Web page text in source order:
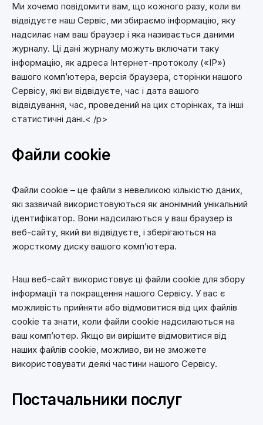
Ми хочемо повідомити вам, що кожного разу, коли ви
відвідуєте наш Сервіс, ми збираємо інформацію, яку
надсилає нам ваш браузер і яка називається даними
журналу. Ці дані журналу можуть включати таку
інформацію, як адреса Інтернет-протоколу («IP»)
вашого комп’ютера, версія браузера, сторінки нашого
Сервісу, які ви відвідуєте, час і дата вашого
відвідування, час, проведений на цих сторінках, та інші
статистичні дані.< /p>
Файли cookie
Файли cookie – це файли з невеликою кількістю даних,
які зазвичай використовуються як анонімний унікальний
ідентифікатор. Вони надсилаються у ваш браузер із
веб-сайту, який ви відвідуєте, і зберігаються на
жорсткому диску вашого комп’ютера.
Наш веб-сайт використовує ці файли cookie для збору
інформації та покращення нашого Сервісу. У вас є
можливість прийняти або відмовитися від цих файлів
cookie та знати, коли файли cookie надсилаються на
ваш комп’ютер. Якщо ви вирішите відмовитися від
наших файлів cookie, можливо, ви не зможете
використовувати деякі частини нашого Сервісу.
Постачальники послуг